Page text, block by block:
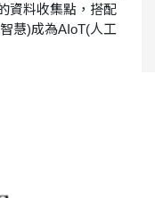
資料收集點，搭配
慧)成為AIoT(人工